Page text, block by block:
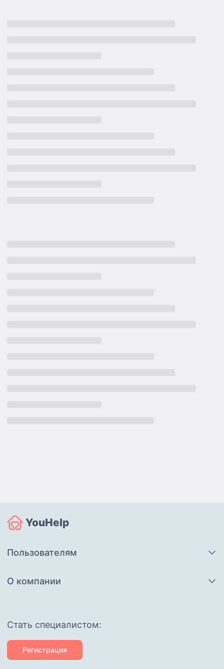
YouHelp
Пользователям
О компании
Cтать специалистом:
Регистрация